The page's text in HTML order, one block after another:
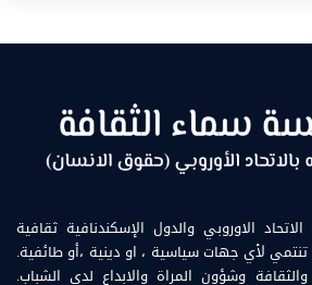
الاوروبي والدول الإسكندنافية ثقافية
تنتمي لأي جهات سياسية ، او دينية ،أو طائفية.
وشؤون المراة والابداع لدى الشباب.